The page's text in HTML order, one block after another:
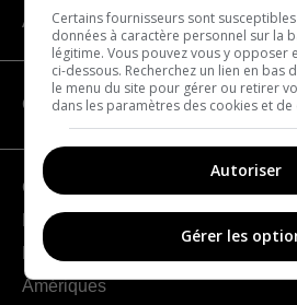
À propos
CATÉGORIES
Géographie
France
Europe
Amériques
Certains fournisseurs sont
données à caractère personnel sur la
légitime. Vous pouvez vous y opposer
ci-dessous. Recherchez un lien en bas
le menu du site pour gérer ou retirer
dans les paramètres des cookies et
Autoriser
Gérer les